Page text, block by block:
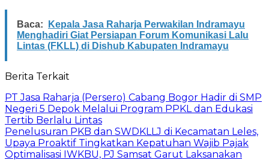
Baca:
Kepala Jasa Raharja Perwakilan Indramayu
Menghadiri Giat Persiapan Forum Komunikasi Lalu
Lintas (FKLL) di Dishub Kabupaten Indramayu
Berita Terkait
PT Jasa Raharja (Persero) Cabang Bogor Hadir di SMP
Negeri 5 Depok Melalui Program PPKL dan Edukasi
Tertib Berlalu Lintas
Penelusuran PKB dan SWDKLLJ di Kecamatan Leles,
Upaya Proaktif Tingkatkan Kepatuhan Wajib Pajak
Optimalisasi IWKBU, PJ Samsat Garut Laksanakan